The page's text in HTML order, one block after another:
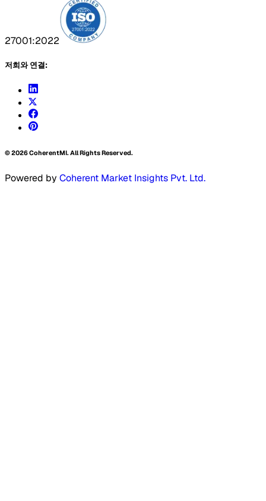
27001:2022
저희와 연결:
©2026CoherentMI. All Rights Reserved.
Powered by Coherent Market Insights Pvt. Ltd.